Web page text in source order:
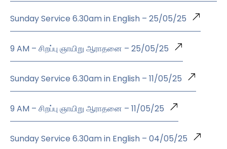
Sunday Service 6.30am in English – 25/05/25
9 AM – சிறப்பு ஞாயிறு ஆராதனை – 25/05/25
Sunday Service 6.30am in English – 11/05/25
9 AM – சிறப்பு ஞாயிறு ஆராதனை – 11/05/25
Sunday Service 6.30am in English – 04/05/25